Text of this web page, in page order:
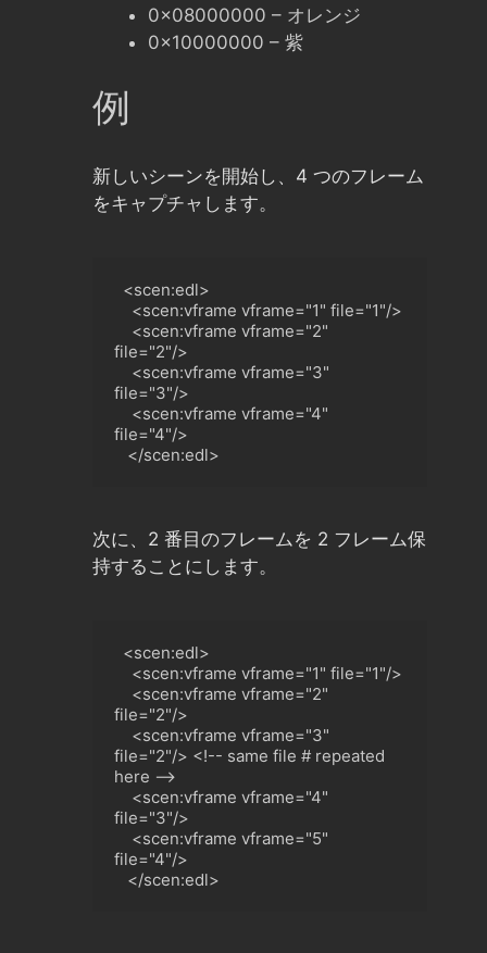
0x08000000 – オレンジ
0x10000000 – 紫
例
新しいシーンを開始し、4 つのフレーム
をキャプチャします。
<scen:edl>
<scen:vframe vframe="1" file="1"/>
<scen:vframe vframe="2"
file="2"/>
<scen:vframe vframe="3"
file="3"/>
<scen:vframe vframe="4"
file="4"/>
</scen:edl>
次に、2 番目のフレームを 2 フレーム保
持することにします。
<scen:edl>
<scen:vframe vframe="1" file="1"/>
<scen:vframe vframe="2"
file="2"/>
<scen:vframe vframe="3"
file="2"/> <!-- same file # repeated
here -->
<scen:vframe vframe="4"
file="3"/>
<scen:vframe vframe="5"
file="4"/>
</scen:edl>